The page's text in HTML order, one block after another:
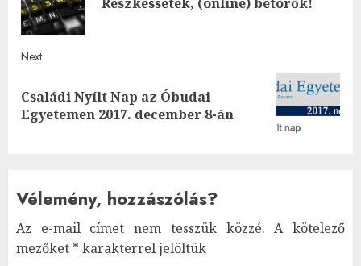
Next
Next
post:
Családi Nyílt Nap az Óbudai
Egyetemen 2017. december 8-án
Vélemény, hozzászólás?
Az e-mail címet nem tesszük közzé. A kötelező
mezőket * karakterrel jelöltük